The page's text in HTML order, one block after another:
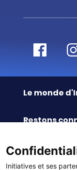
Le monde
Le
Restons
Le blog
Initiatives et ses